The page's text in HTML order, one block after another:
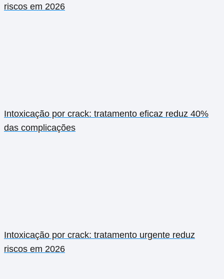
riscos em 2026
Intoxicação por crack: tratamento eficaz reduz 40%
das complicações
Intoxicação por crack: tratamento urgente reduz
riscos em 2026